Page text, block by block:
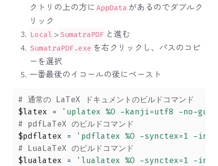
クトリの上の方に AppData があるのでダブルク
リック
Local > SumatraPDF と進む
SumatraPDF.exe を右クリックし、パスのコピ
ーを選択
一番最後のイコールの後にペースト
# 通常の LaTeX ドキュメントのビルドコマンド
$latex =
'uplatex %O -kanji=utf8 -no-
# pdfLaTeX のビルドコマンド
$pdflatex =
'pdflatex %O -synctex=1 -
# LuaLaTeX のビルドコマンド
$lualatex =
'lualatex %O -synctex=1 -